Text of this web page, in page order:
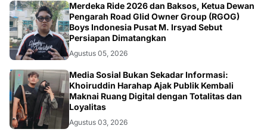
Failed to load posts.
Berita Terbaru
NASIONAL
Mahasiswa Desain Interior ISI Surakarta Asah
Kompetensi Profesional Melalui Proyek Nyata
di PT. EDRA Arsitek Indonesia
Agustus 06, 2026